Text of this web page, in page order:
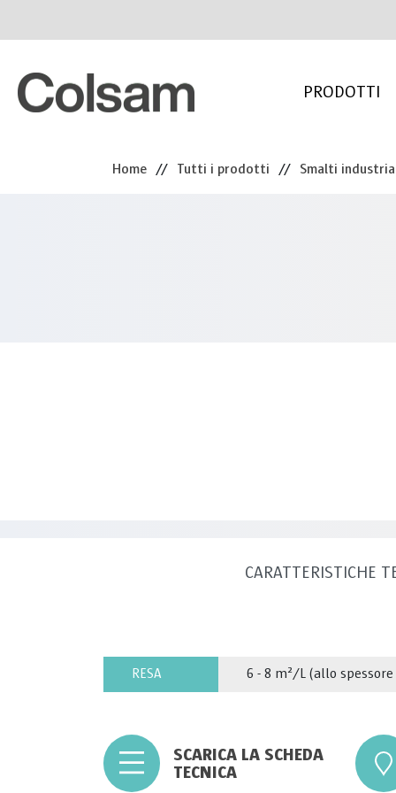
PRODOTTI
Home // Tutti i prodotti // Smalti
CARATTERISTICHE
RESA 6 - 8 m²/L (allo
SCARICA LA SCHEDA
TECNICA